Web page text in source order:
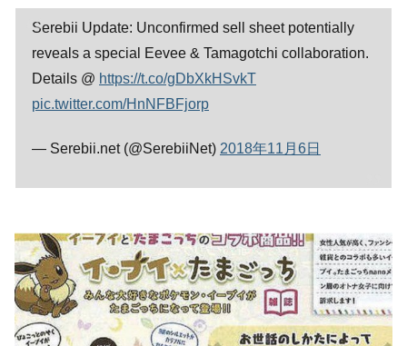
Serebii Update: Unconfirmed sell sheet potentially
reveals a special Eevee & Tamagotchi collaboration.
Details @ https://t.co/gDbXkHSvkT
pic.twitter.com/HnNFBFjorp
— Serebii.net (@SerebiiNet) 2018年11月6日